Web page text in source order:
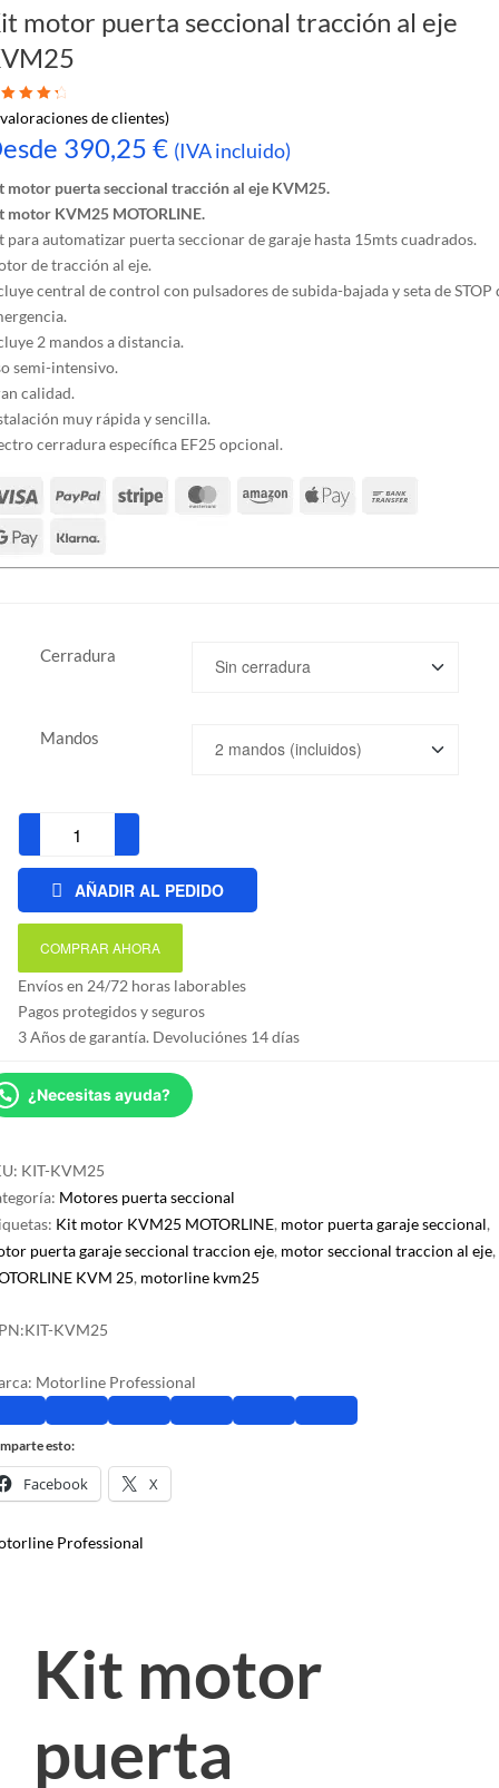
motor puerta seccional tracción al eje
con
a
de clientes)
390,25 € (IVA incluido)
motor puerta seccional tracción al eje KVM25.
motor KVM25 MOTORLINE.
para automatizar puerta seccionar de garaje hasta 15mts cuadrados.
de tracción al eje.
central de control con pulsadores de subida-bajada y seta de STOP
2 mandos a distancia.
semi-intensivo.
calidad.
muy rápida y sencilla.
cerradura específica EF25 opcional.
Cerradura
Mandos
Kit
motor
puerta
seccional
tracción
al
eje
KVM25
AÑADIR AL PEDIDO
COMPRAR AHORA
Envíos en 24/72 horas laborables
Pagos protegidos y seguros
3 Años de garantía. Devoluciónes 14 días
¿Necesitas ayuda?
KIT-KVM25
Motores puerta seccional
Kit motor KVM25 MOTORLINE, motor puerta garaje seccional,
puerta garaje seccional traccion eje, motor seccional traccion al eje,
KVM 25, motorline kvm25
KIT-KVM25
Motorline Professional
esto:
Facebook X
Professional
Kit motor
puerta